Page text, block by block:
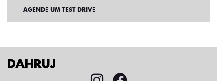
AGENDE UM TEST DRIVE